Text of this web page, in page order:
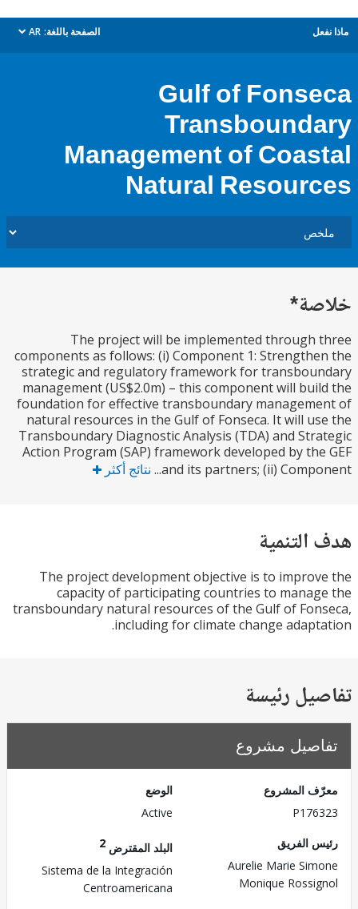
الصفحة باللغة: AR
dropdown
Gulf of
Management of
Natural
The project will be implemented
components as follows: (i) Component 1:
strategic and regulatory framework for
management (US$2.0m) – this component will
foundation for effective transboundary
natural resources in the Gulf of Fonseca. It will
Transboundary Diagnostic Analysis (TDA) and
Action Program (SAP) framework developed by
and its partners; (ii)
نتائج أكثر
The project development objective is to
capacity of participating countries to
transboundary natural resources of the Gulf of
including for climate change
رئيسة
مشروع
المشروع
الفريق
Aurelie Marie
Monique
البلد المقترض
Sistema de la Integración
Centroamericana